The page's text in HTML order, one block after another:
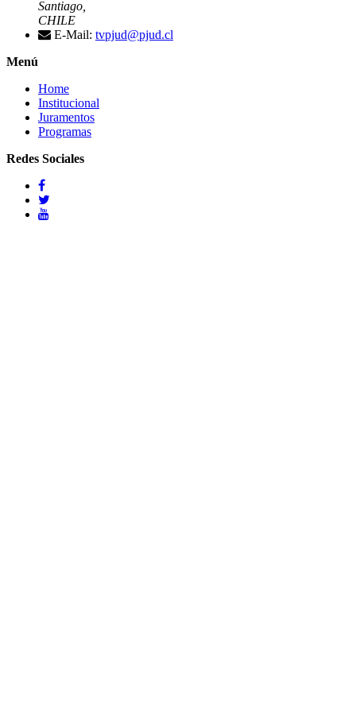
Santiago,
CHILE
E-Mail: tvpjud@pjud.cl
Menú
Home
Institucional
Juramentos
Programas
Redes Sociales